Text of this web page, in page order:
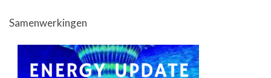
Samenwerkingen